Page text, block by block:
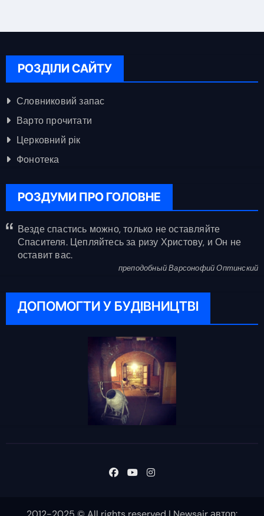
РОЗДІЛИ САЙТУ
Словниковий запас
Варто прочитати
Церковний рік
Фонотека
РОЗДУМИ ПРО ГОЛОВНЕ
Везде спастись можно, только не оставляйте
Спасителя. Цепляйтесь за ризу Христову, и Он не
оставит вас.
преподобный Варсонофий Оптинский
ДОПОМОГТИ У БУДІВНИЦТВІ